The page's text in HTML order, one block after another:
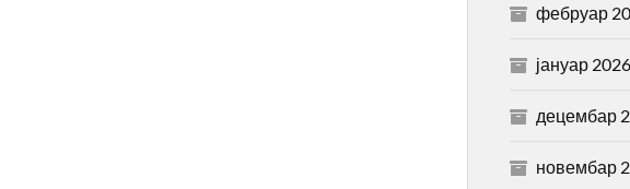
фебруар
јануар 2026
децембар
новембар